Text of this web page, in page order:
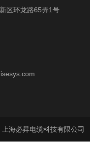
新区环龙路65弄1号
海必昇电缆科技有限公司